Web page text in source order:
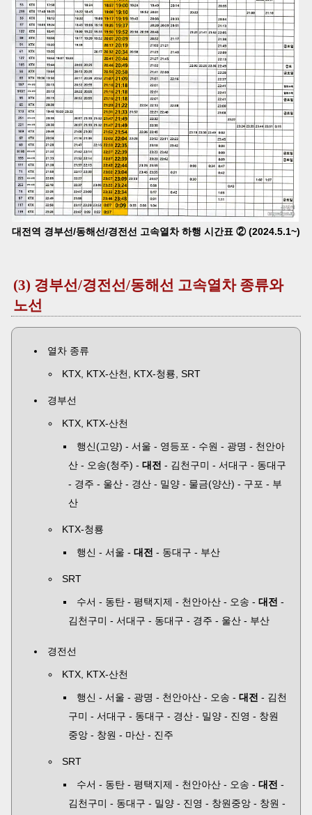
대전역 경부선/동해선/경전선 고속열차 하행 시간표 ② (2024.5.1~)
(3) 경부선/경전선/동해선 고속열차 종류와
노선
열차 종류
KTX, KTX-산천, KTX-청룡, SRT
경부선
KTX, KTX-산천
행신(고양) - 서울 - 영등포 - 수원 - 광명 - 천안아
산 - 오송(청주) - 대전 - 김천구미 - 서대구 - 동대구
- 경주 - 울산 - 경산 - 밀양 - 물금(양산) - 구포 - 부
산
KTX-청룡
행신 - 서울 - 대전 - 동대구 - 부산
SRT
수서 - 동탄 - 평택지제 - 천안아산 - 오송 - 대전 -
김천구미 - 서대구 - 동대구 - 경주 - 울산 - 부산
경전선
KTX, KTX-산천
행신 - 서울 - 광명 - 천안아산 - 오송 - 대전 - 김천
구미 - 서대구 - 동대구 - 경산 - 밀양 - 진영 - 창원
중앙 - 창원 - 마산 - 진주
SRT
수서 - 동탄 - 평택지제 - 천안아산 - 오송 - 대전 -
김천구미 - 동대구 - 밀양 - 진영 - 창원중앙 - 창원 -